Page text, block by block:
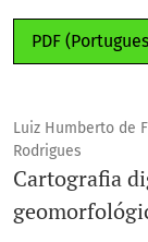
PDF
Luiz Humberto de
Rodrigues
Cartografia